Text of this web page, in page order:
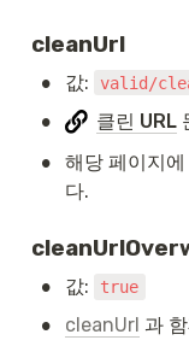
cleanUrl
• 값: valid/
• 클린 URL
•
해당 페이지
다.
• 값: true
• cleanUrl 과